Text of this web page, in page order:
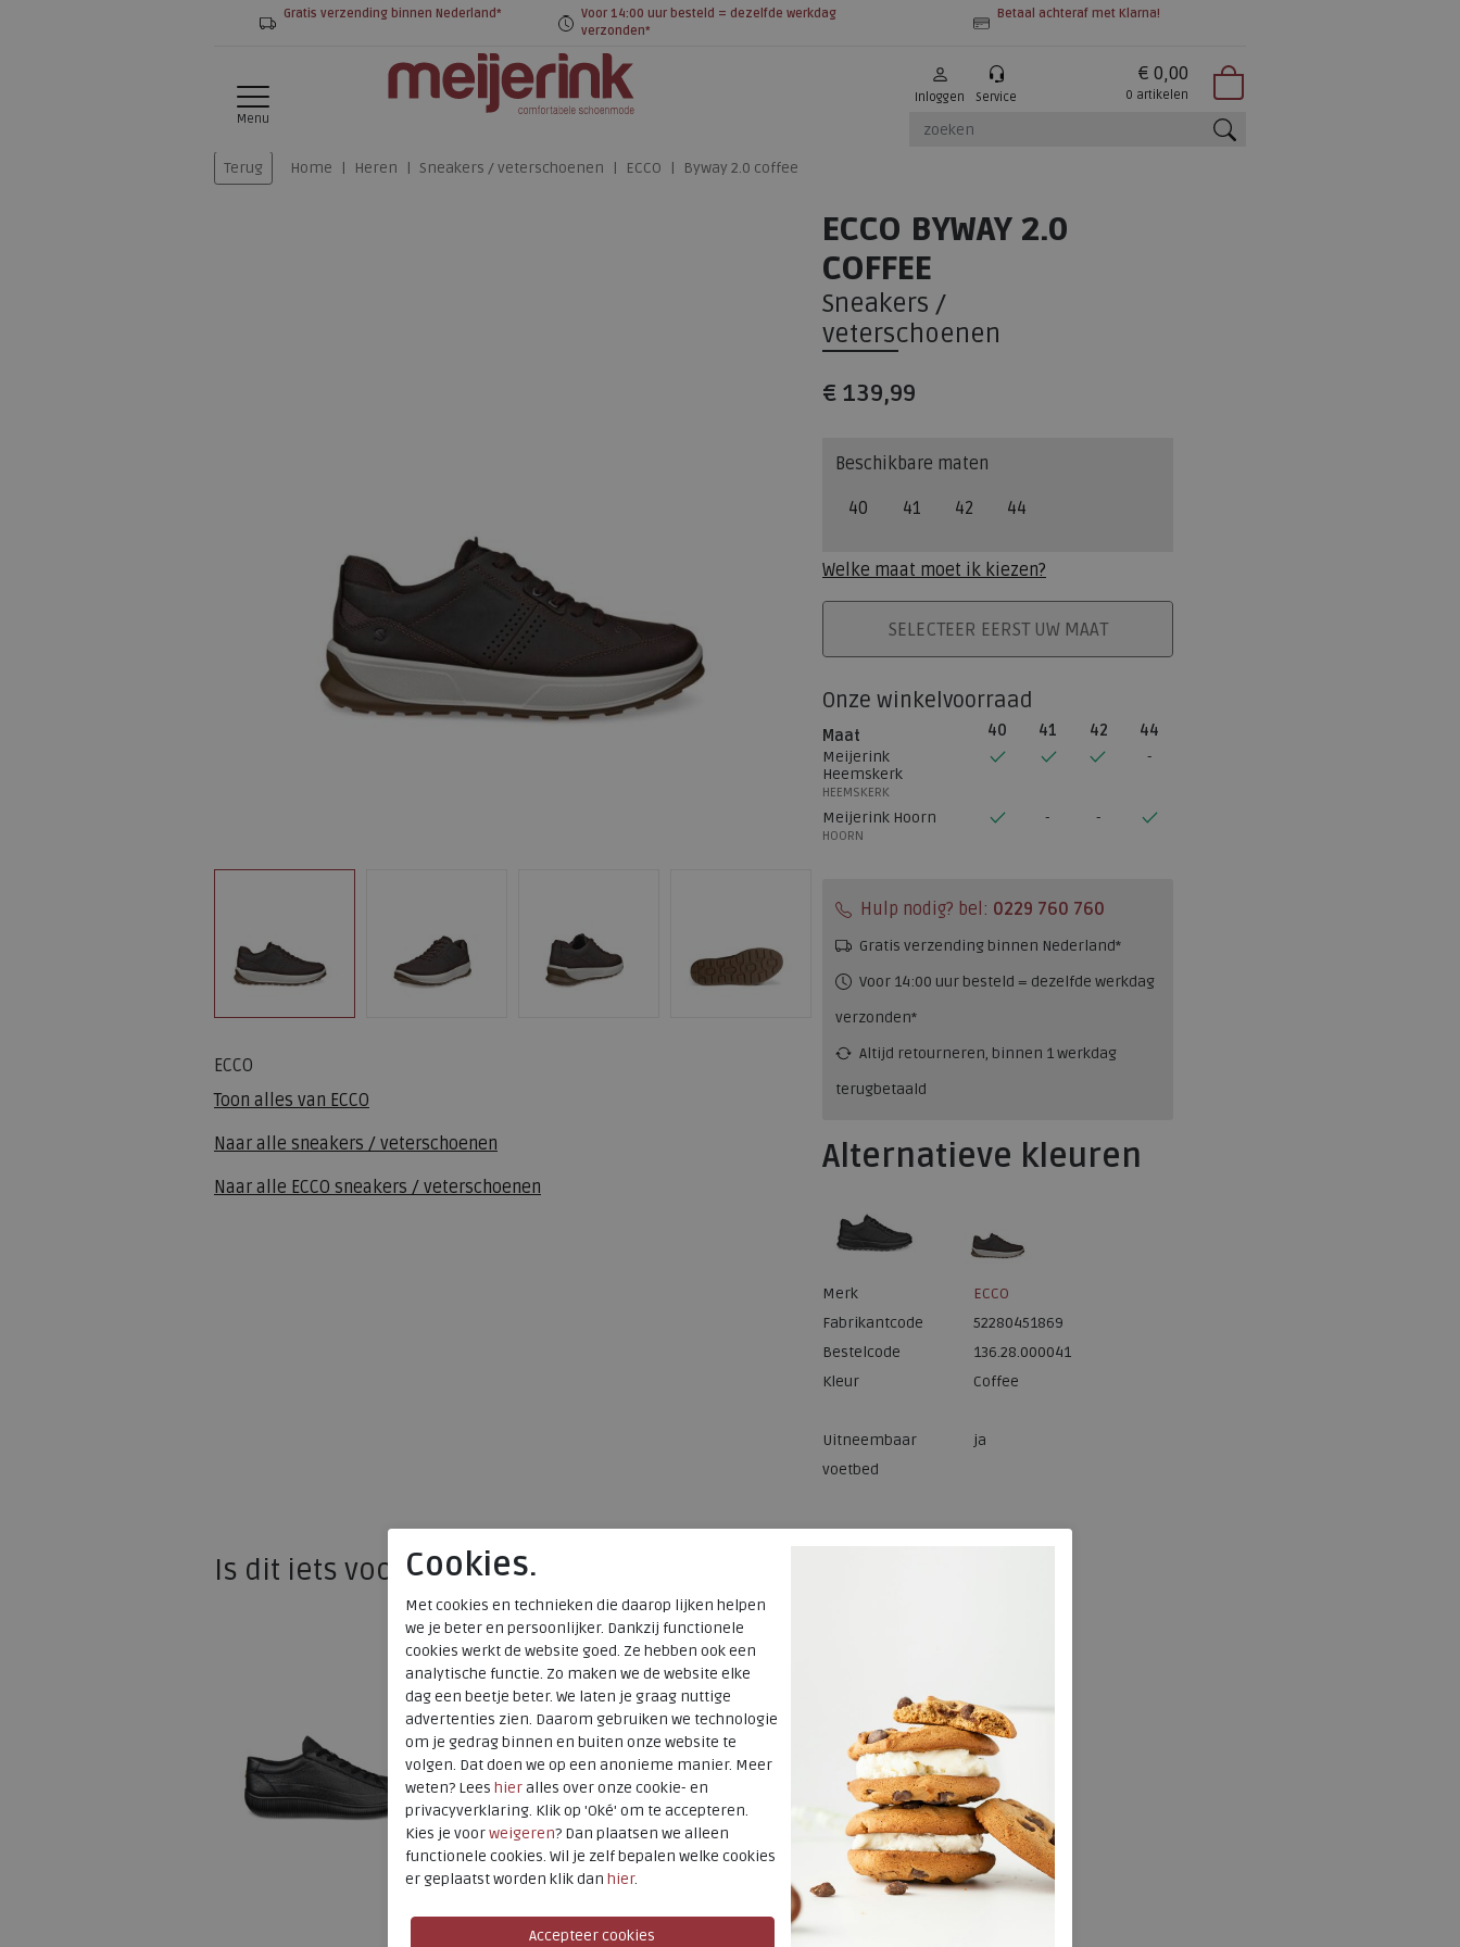
Gratis verzending binnen Nederland*
Voor 14:00 uur besteld = dezelfde werkdag
verzonden*
Betaal achteraf met Klarna!
Menu
Inloggen Service
€ 0,00
0 artikelen
Terug Home Heren Sneakers / veterschoenen ECCO Byway 2.0 coffee
ECCO
Toon alles van ECCO
Naar alle sneakers / veterschoenen
Naar alle ECCO sneakers / veterschoenen
ECCO BYWAY 2.0
COFFEE
Sneakers /
veterschoenen
€ 139,99
Beschikbare maten
40 41 42 44
Welke maat moet ik kiezen?
PLAATS IN WINKELMAND
SELECTEER EERST UW MAAT
Onze winkelvoorraad
Maat 40 41 42
44
Meijerink
Heemskerk
HEEMSKERK
Meijerink Hoorn
HOORN
Hulp nodig? bel: 0229 760 760
Gratis verzending binnen Nederland*
Voor 14:00 uur besteld = dezelfde werkdag
verzonden*
Altijd retourneren, binnen 1 werkdag
terugbetaald
Alternatieve kleuren
Merk
ECCO
Fabrikantcode
52280451869
Bestelcode
136.28.000041
Kleur
Coffee
Uitneembaar
voetbed
ja
Is dit iets voor u?Cookies.
Met cookies en technieken die daarop lijken helpen
we je beter en persoonlijker. Dankzij functionele
cookies werkt de website goed. Ze hebben ook een
analytische functie. Zo maken we de website elke
dag een beetje beter. We laten je graag nuttige
advertenties zien. Daarom gebruiken we technologie
om je gedrag binnen en buiten onze website te
volgen. Dat doen we op een anonieme manier. Meer
weten? Lees hieralles over onze cookie- en
privacyverklaring. Klik op 'Oké' om te accepteren.
Kies je voorweigeren? Dan plaatsen we alleen
functionele cookies. Wil je zelf bepalen welke cookies
er geplaatst worden klik dan hier.